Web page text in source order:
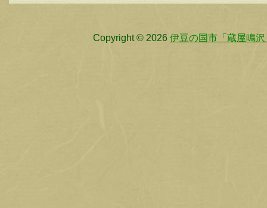
Copyright © 2026 伊豆の国市「蔵屋鳴